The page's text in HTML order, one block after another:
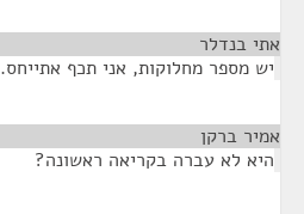
אתי בנדלר
יש מספר מחלוקות, אני תכף אתייחס.
אמיר ברקן
היא לא עברה בקריאה ראשונה?